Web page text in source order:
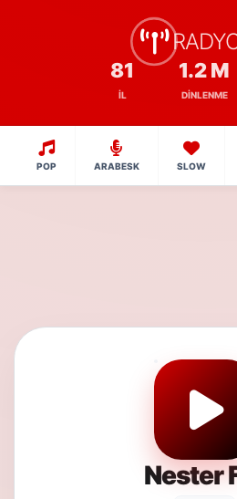
81
İL
1.2 M
DINLENME
POP ARABESK SLOW
Nester